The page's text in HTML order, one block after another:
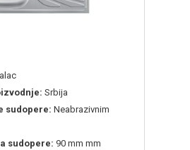
Srbija
sudopere: Neabrazivnim
sudopere: 90 mm mm